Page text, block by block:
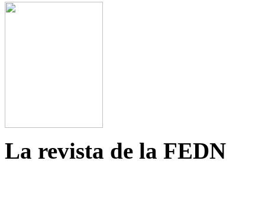
La revista de la FEDN